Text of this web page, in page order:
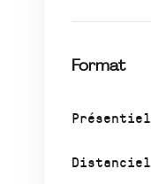
Format
Présentiel
Distanciel